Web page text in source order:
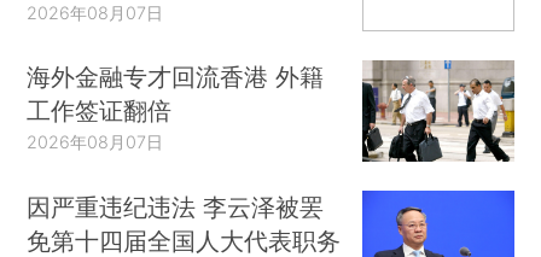
2026年08月07日
海外金融专才回流香港 外籍
工作签证翻倍
2026年08月07日
因严重违纪违法 李云泽被罢
免第十四届全国人大代表职务